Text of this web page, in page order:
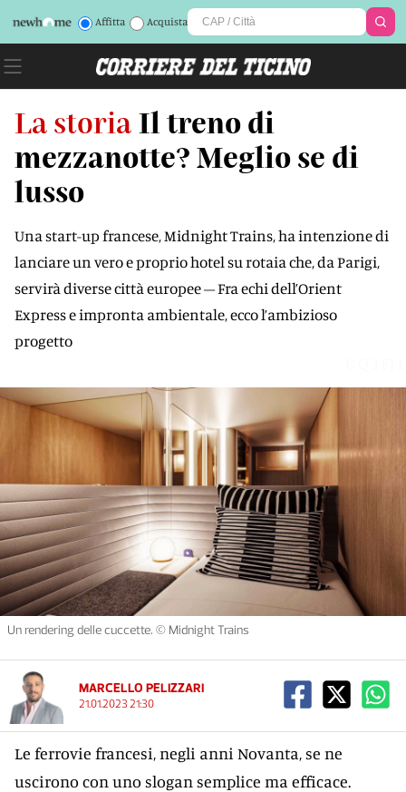
Affitta Acquista
La storia Il treno di
mezzanotte? Meglio se di
lusso
Una start-up francese, Midnight Trains, ha intenzione di
lanciare un vero e proprio hotel su rotaia che, da Parigi,
servirà diverse città europee – Fra echi dell’Orient
Express e impronta ambientale, ecco l’ambizioso
progetto
Un rendering delle cuccette. © Midnight Trains
MARCELLO PELIZZARI
21.01.2023 21:30
Le ferrovie francesi, negli anni Novanta, se ne
uscirono con uno slogan semplice ma efficace.